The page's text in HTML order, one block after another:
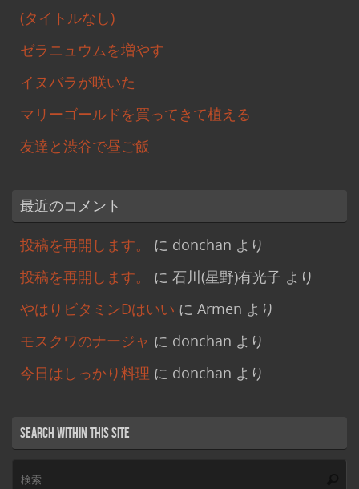
(タイトルなし)
ゼラニュウムを増やす
イヌバラが咲いた
マリーゴールドを買ってきて植える
友達と渋谷で昼ご飯
最近のコメント
投稿を再開します。 に donchan より
投稿を再開します。
に 石川(星野)有光子 より
やはりビタミンDはいい に Armen より
モスクワのナージャ に donchan より
今日はしっかり料理 に donchan より
Search within this site